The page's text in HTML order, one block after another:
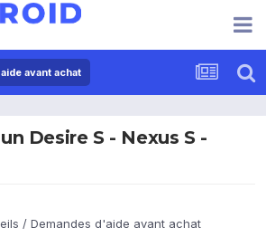
avant achat
Desire S - Nexus S -
/ Demandes d'aide avant achat